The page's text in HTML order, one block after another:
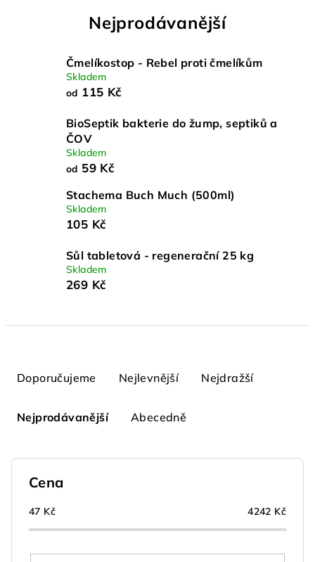
Nejprodávanější
Čmelíkostop - Rebel proti čmelíkům
Skladem
od 115 Kč
BioSeptik bakterie do žump, septiků a
ČOV
Skladem
od 59 Kč
Stachema Buch Much (500ml)
Skladem
105 Kč
Sůl tabletová - regenerační 25 kg
Skladem
269 Kč
Doporučujeme Nejlevnější Nejdražší
Nejprodávanější Abecedně
Cena
47 Kč 4242 Kč